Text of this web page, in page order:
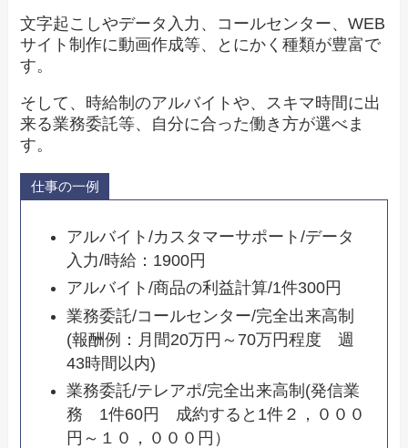
文字起こしやデータ入力、コールセンター、WEB
サイト制作に動画作成等、とにかく種類が豊富で
す。
そして、時給制のアルバイトや、スキマ時間に出
来る業務委託等、自分に合った働き方が選べま
す。
仕事の一例
アルバイト/カスタマーサポート/データ
入力/時給：1900円
アルバイト/商品の利益計算/1件300円
業務委託/コールセンター/完全出来高制
(報酬例：月間20万円～70万円程度 週
43時間以内)
業務委託/テレアポ/完全出来高制(発信業
務 1件60円 成約すると1件２，０００
円～１０，０００円）